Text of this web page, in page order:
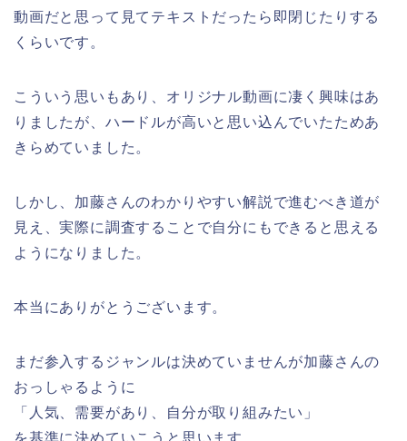
動画だと思って見てテキストだったら即閉じたりする
くらいです。
こういう思いもあり、オリジナル動画に凄く興味はあ
りましたが、ハードルが高いと思い込んでいたためあ
きらめていました。
しかし、加藤さんのわかりやすい解説で進むべき道が
見え、実際に調査することで自分にもできると思える
ようになりました。
本当にありがとうございます。
まだ参入するジャンルは決めていませんが加藤さんの
おっしゃるように
「人気、需要があり、自分が取り組みたい」
を基準に決めていこうと思います。